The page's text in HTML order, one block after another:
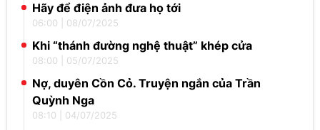
Hãy để điện ảnh đưa họ tới
06:00 08/07/2025
Khi “thánh đường nghệ thuật” khép cửa
08:00 05/07/2025
Nợ, duyên Cồn Cỏ. Truyện ngắn của Trần
Quỳnh Nga
08:10 04/07/2025